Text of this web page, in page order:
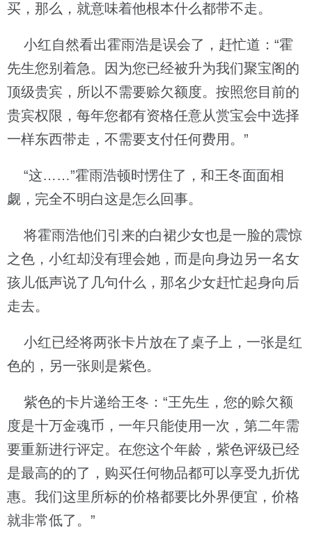
买，那么，就意味着他根本什么都带不走。
小红自然看出霍雨浩是误会了，赶忙道：“霍
先生您别着急。因为您已经被升为我们聚宝阁的
顶级贵宾，所以不需要赊欠额度。按照您目前的
贵宾权限，每年您都有资格任意从赏宝会中选择
一样东西带走，不需要支付任何费用。”
“这……”霍雨浩顿时愣住了，和王冬面面相
觑，完全不明白这是怎么回事。
将霍雨浩他们引来的白裙少女也是一脸的震惊
之色，小红却没有理会她，而是向身边另一名女
孩儿低声说了几句什么，那名少女赶忙起身向后
走去。
小红已经将两张卡片放在了桌子上，一张是红
色的，另一张则是紫色。
紫色的卡片递给王冬：“王先生，您的赊欠额
度是十万金魂币，一年只能使用一次，第二年需
要重新进行评定。在您这个年龄，紫色评级已经
是最高的的了，购买任何物品都可以享受九折优
惠。我们这里所标的价格都要比外界便宜，价格
就非常低了。”